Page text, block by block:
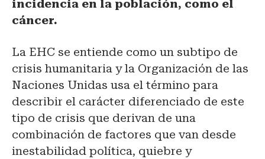
incidencia en la población, como el
cáncer.
La EHC se entiende como un subtipo de
crisis humanitaria y la Organización de las
Naciones Unidas usa el término para
describir el carácter diferenciado de este
tipo de crisis que derivan de una
combinación de factores que van desde
inestabilidad política, quiebre y